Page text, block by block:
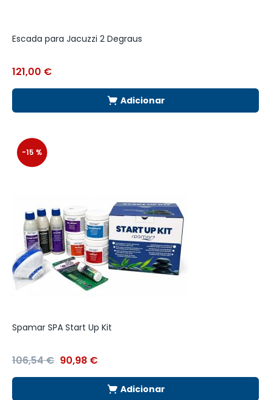
Escada para Jacuzzi 2 Degraus
121,00 €
Adicionar
-15 %
Spamar SPA Start Up Kit
106,54€ 90,98 €
Adicionar